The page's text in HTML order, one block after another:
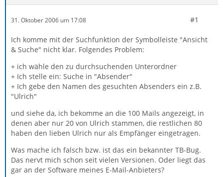
31. Oktober 2006 um 17:08 #1
Ich komme mit der Suchfunktion der Symbolleiste "Ansicht
& Suche" nicht klar. Folgendes Problem:
+ ich wähle den zu durchsuchenden Unterordner
+ Ich stelle ein: Suche in "Absender"
+ Ich gebe den Namen des gesuchten Absenders ein z.B.
"Ulrich"
und siehe da, ich bekomme an die 100 Mails angezeigt, in
denen aber nur 20 von Ulrich stammen, die restlichen 80
haben den lieben Ulrich nur als Empfänger eingetragen.
Was mache ich falsch bzw. ist das ein bekannter TB-Bug.
Das nervt mich schon seit vielen Versionen. Oder liegt das
gar an der Software meines E-Mail-Anbieters?